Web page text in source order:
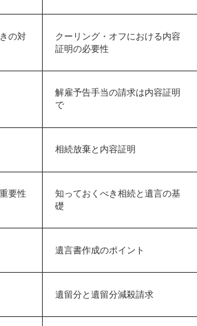
の対
クーリング・オフにおける内容
証明の必要性
解雇予告手当の請求は内容証明
で
相続放棄と内容証明
要性
知っておくべき相続と遺言の基
礎
遺言書作成のポイント
遺留分と遺留分減殺請求